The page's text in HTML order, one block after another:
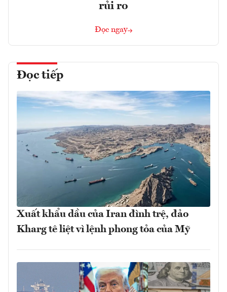
rủi ro
Đọc ngay
Đọc tiếp
Xuất khẩu dầu của Iran đình trệ, đảo
Kharg tê liệt vì lệnh phong tỏa của Mỹ